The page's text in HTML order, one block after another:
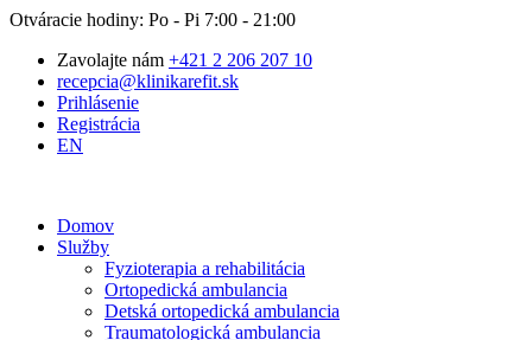
Otváracie hodiny: Po - Pi 7:00 - 21:00
Zavolajte nám +421 2 206 207 10
recepcia@klinikarefit.sk
Prihlásenie
Registrácia
EN
Domov
Služby
Fyzioterapia a rehabilitácia
Ortopedická ambulancia
Detská ortopedická ambulancia
Traumatologická ambulancia